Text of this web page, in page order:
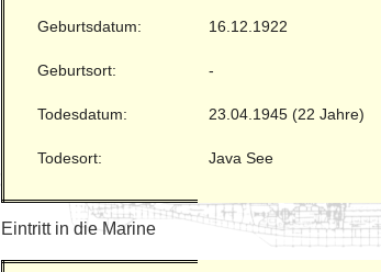
Geburtsdatum: 16.12.1922
Geburtsort: -
Todesdatum: 23.04.1945 (22 Jahre)
Todesort: Java See
Eintritt in die Marine